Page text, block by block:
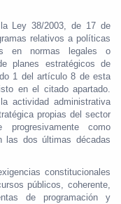
Ley 38/2003, de 17 de
relativos a políticas
en normas legales o
planes estratégicos de
1 del artículo 8 de esta
en el citado apartado.
actividad administrativa
propias del sector
como
las dos últimas décadas
constitucionales
públicos, coherente,
de programación y